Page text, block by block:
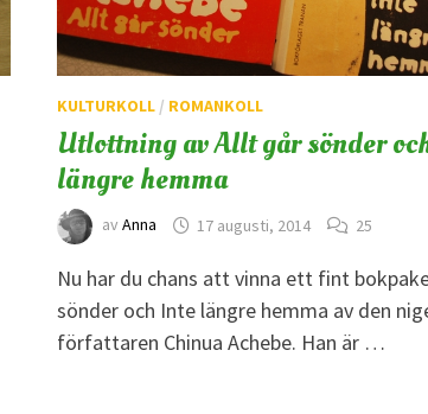
KULTURKOLL/ ROMANKOLL
Utlottning av Allt går sönder
längre hemma
av Anna 17 augusti, 2014 25
Nu har du chans att vinna ett fint
sönder och Inte längre hemma av den
författaren Chinua Achebe. Han är …